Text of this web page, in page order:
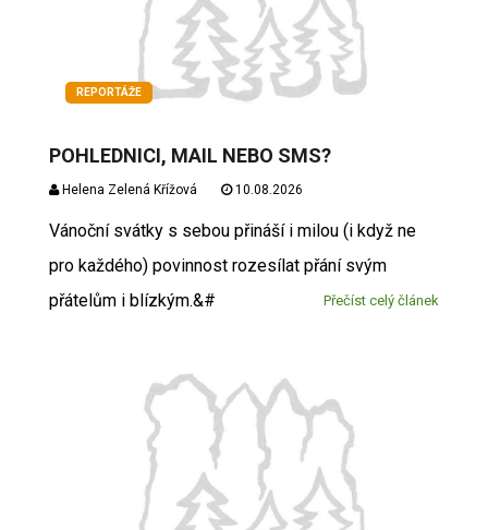
REPORTÁŽE
POHLEDNICI, MAIL NEBO SMS?
Helena Zelená Křížová 10.08.2026
Vánoční svátky s sebou přináší i milou (i když ne
pro každého) povinnost rozesílat přání svým
přátelům i blízkým.&#
Přečíst celý článek